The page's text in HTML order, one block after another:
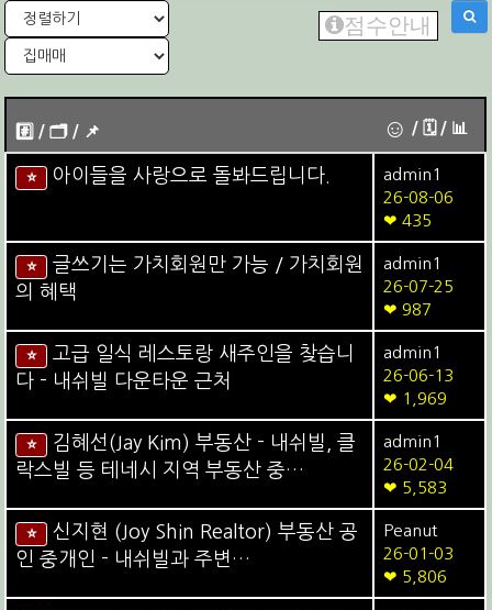
점수안내
#️⃣ / 🗂️️️ / 📌️ ☺ / 🗓︎ / 📊
⭐ 아이들을 사랑으로 돌봐드립니다.
admin1
26-08-06
❤ 435
⭐
글쓰기는 가치회원만 가능 / 가치회원
의 혜택
admin1
26-07-25
❤ 987
⭐
고급 일식 레스토랑 새주인을 찾습니
다 - 내쉬빌 다운타운 근처
admin1
26-06-13
❤ 1,969
⭐
김혜선(Jay Kim) 부동산 - 내쉬빌, 클
락스빌 등 테네시 지역 부동산 중…
admin1
26-02-04
❤ 5,583
⭐
신지현 (Joy Shin Realtor) 부동산 공
인 중개인 - 내쉬빌과 주변…
Peanut
26-01-03
❤ 5,806